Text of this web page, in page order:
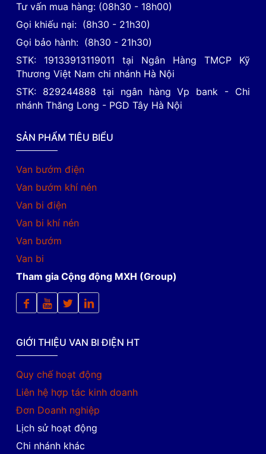
Tư vấn mua hàng: (08h30 - 18h00)
Gọi khiếu nại: (8h30 - 21h30)
Gọi bảo hành: (8h30 - 21h30)
STK: 19133913119011 tại Ngân Hàng TMCP Kỹ
Thương Việt Nam chi nhánh Hà Nội
STK: 829244888 tại ngân hàng Vp bank - Chi
nhánh Thăng Long - PGD Tây Hà Nội
SẢN PHẨM TIÊU BIỂU
Van bướm điện
Van bướm khí nén
Van bi điện
Van bi khí nén
Van bướm
Van bi
Tham gia Cộng động MXH (Group)
GIỚI THIỆU VAN BI ĐIỆN HT
Quy chế hoạt động
Liên hệ hợp tác kinh doanh
Đơn Doanh nghiệp
Lịch sử hoạt động
Chi nhánh khác